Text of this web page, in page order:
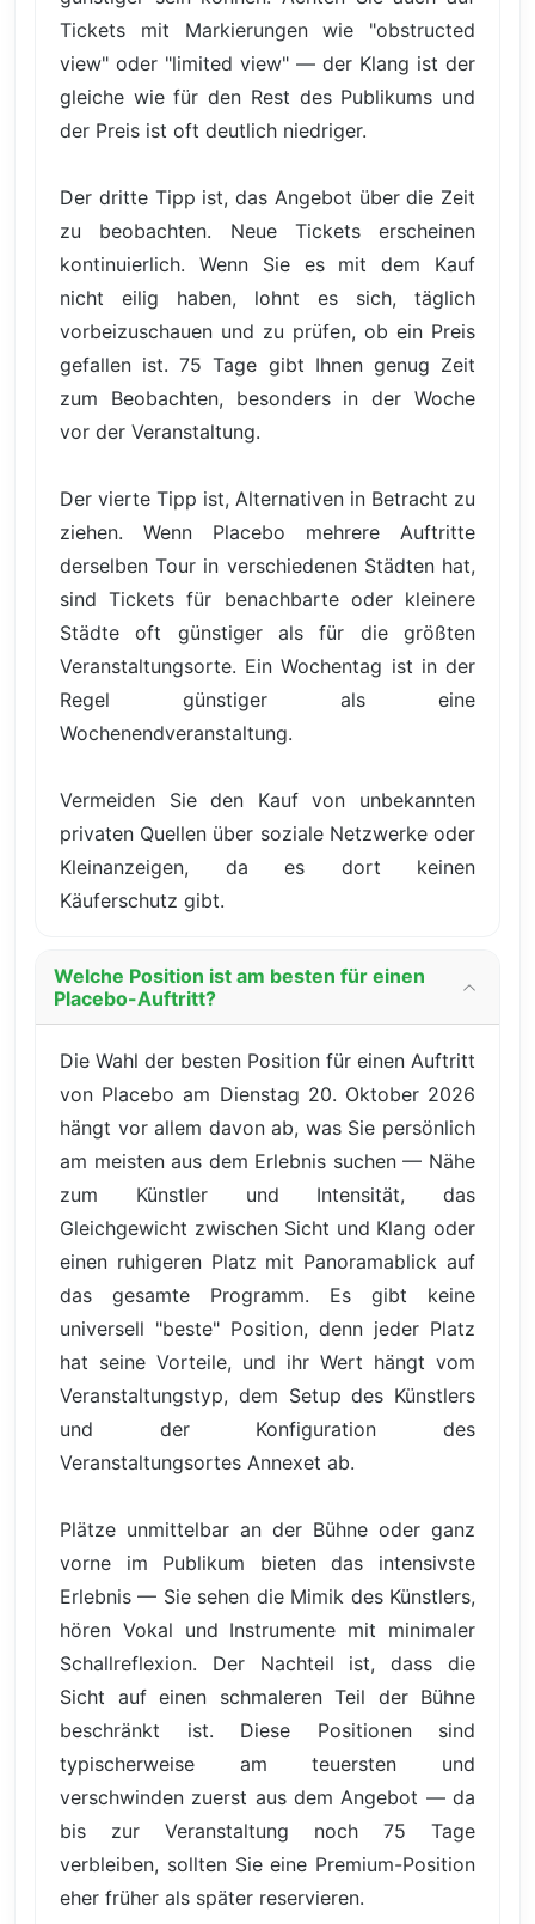
Tickets mit Markierungen wie "obstructed
view" oder "limited view" — der Klang ist der
gleiche wie für den Rest des Publikums und
der Preis ist oft deutlich niedriger.
Der dritte Tipp ist, das Angebot über die Zeit
zu beobachten. Neue Tickets erscheinen
kontinuierlich. Wenn Sie es mit dem Kauf
nicht eilig haben, lohnt es sich, täglich
vorbeizuschauen und zu prüfen, ob ein Preis
gefallen ist. 75 Tage gibt Ihnen genug Zeit
zum Beobachten, besonders in der Woche
vor der Veranstaltung.
Der vierte Tipp ist, Alternativen in Betracht zu
ziehen. Wenn Placebo mehrere Auftritte
derselben Tour in verschiedenen Städten hat,
sind Tickets für benachbarte oder kleinere
Städte oft günstiger als für die größten
Veranstaltungsorte. Ein Wochentag ist in der
Regel günstiger als eine
Wochenendveranstaltung.
Vermeiden Sie den Kauf von unbekannten
privaten Quellen über soziale Netzwerke oder
Kleinanzeigen, da es dort keinen
Käuferschutz gibt.
Welche Position ist am besten für einen
Placebo-Auftritt?
Die Wahl der besten Position für einen Auftritt
von Placebo am Dienstag 20. Oktober 2026
hängt vor allem davon ab, was Sie persönlich
am meisten aus dem Erlebnis suchen — Nähe
zum Künstler und Intensität, das
Gleichgewicht zwischen Sicht und Klang oder
einen ruhigeren Platz mit Panoramablick auf
das gesamte Programm. Es gibt keine
universell "beste" Position, denn jeder Platz
hat seine Vorteile, und ihr Wert hängt vom
Veranstaltungstyp, dem Setup des Künstlers
und der Konfiguration des
Veranstaltungsortes Annexet ab.
Plätze unmittelbar an der Bühne oder ganz
vorne im Publikum bieten das intensivste
Erlebnis — Sie sehen die Mimik des Künstlers,
hören Vokal und Instrumente mit minimaler
Schallreflexion. Der Nachteil ist, dass die
Sicht auf einen schmaleren Teil der Bühne
beschränkt ist. Diese Positionen sind
typischerweise am teuersten und
verschwinden zuerst aus dem Angebot — da
bis zur Veranstaltung noch 75 Tage
verbleiben, sollten Sie eine Premium-Position
eher früher als später reservieren.